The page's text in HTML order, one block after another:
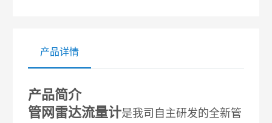
产品详情
产品简介
管网雷达流量计是我司自主研发的全新管